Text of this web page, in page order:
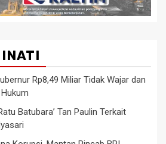
Rp8,49 Miliar Tidak Wajar dan
Batubara’ Tan Paulin Terkait